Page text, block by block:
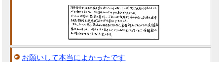
お願いして本当によかったです